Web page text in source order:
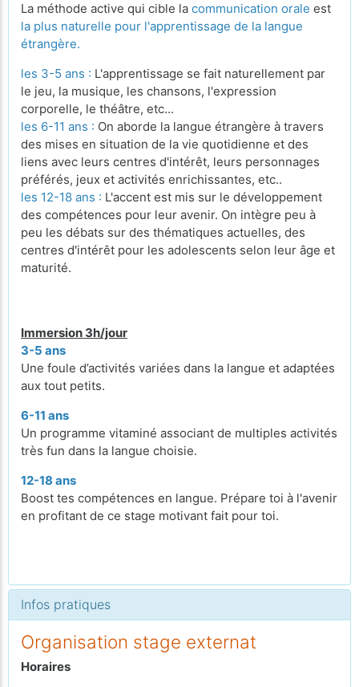
La méthode active qui cible la communication orale est
la plus naturelle pour l'apprentissage de la langue
étrangère.
les 3-5 ans : L'apprentissage se fait naturellement par
le jeu, la musique, les chansons, l'expression
corporelle, le théâtre, etc...
les 6-11 ans : On aborde la langue étrangère à travers
des mises en situation de la vie quotidienne et des
liens avec leurs centres d'intérêt, leurs personnages
préférés, jeux et activités enrichissantes, etc..
les 12-18 ans : L'accent est mis sur le développement
des compétences pour leur avenir. On intègre peu à
peu les débats sur des thématiques actuelles, des
centres d'intérêt pour les adolescents selon leur âge et
maturité.
Immersion 3h/jour
3-5 ans
Une foule d’activités variées dans la langue et adaptées
aux tout petits.
6-11 ans
Un programme vitaminé associant de multiples activités
très fun dans la langue choisie.
12-18 ans
Boost tes compétences en langue. Prépare toi à l'avenir
en profitant de ce stage motivant fait pour toi.
Infos pratiques
Organisation stage externat
Horaires